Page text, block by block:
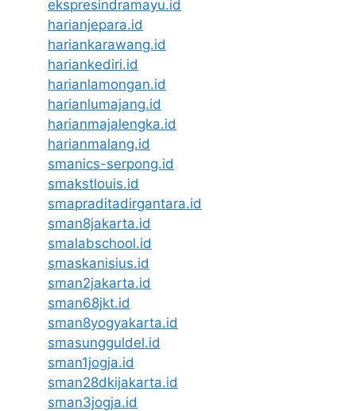
ekspresindramayu.id
harianjepara.id
hariankarawang.id
hariankediri.id
harianlamongan.id
harianlumajang.id
harianmajalengka.id
harianmalang.id
smanics-serpong.id
smakstlouis.id
smapraditadirgantara.id
sman8jakarta.id
smalabschool.id
smaskanisius.id
sman2jakarta.id
sman68jkt.id
sman8yogyakarta.id
smasungguldel.id
sman1jogja.id
sman28dkijakarta.id
sman3jogja.id